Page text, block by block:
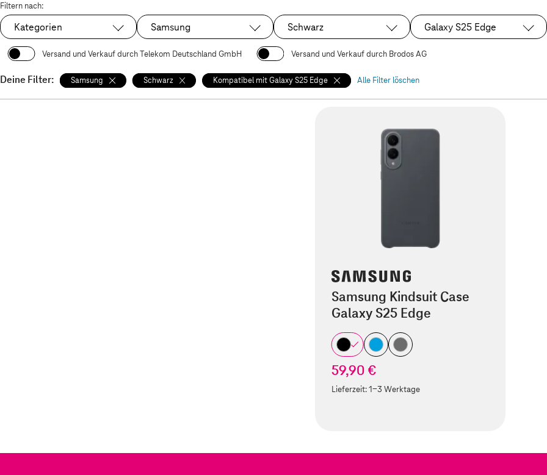
Filtern nach:
Kategorien Ausgewählt:
Samsung Ausgewählt:
Schwarz Ausgewählt:
Galaxy S25 Edge
Versand und Verkauf durch Telekom Deutschland GmbH Versand und Verkauf durch Brodos AG
Deine Filter: Samsung Schwarz Kompatibel mit Galaxy S25 Edge Alle Filter löschen
Samsung Kindsuit Case
Galaxy S25 Edge
59,90 €
Lieferzeit:1-3 Werktage